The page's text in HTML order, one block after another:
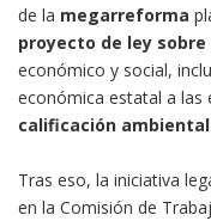
de la megarreforma
proyecto de ley
económico y social,
económica estatal a las
calificación
Tras eso, la iniciativa
en la Comisión de